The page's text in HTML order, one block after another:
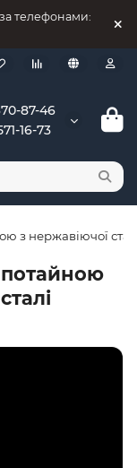
за телефонами:
87-46
16-73
з нержавіючої